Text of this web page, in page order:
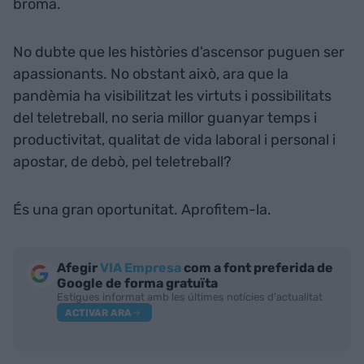
broma.
No dubte que les històries d'ascensor puguen ser
apassionants. No obstant això, ara que la
pandèmia ha visibilitzat les virtuts i possibilitats
del teletreball, no seria millor guanyar temps i
productivitat, qualitat de vida laboral i personal i
apostar, de debò, pel teletreball?
És una gran oportunitat. Aprofitem-la.
AfegirVIA Empresa com a font preferida de
Google de forma gratuïta
Estigues informat amb les últimes notícies d'actualitat
ACTIVAR ARA